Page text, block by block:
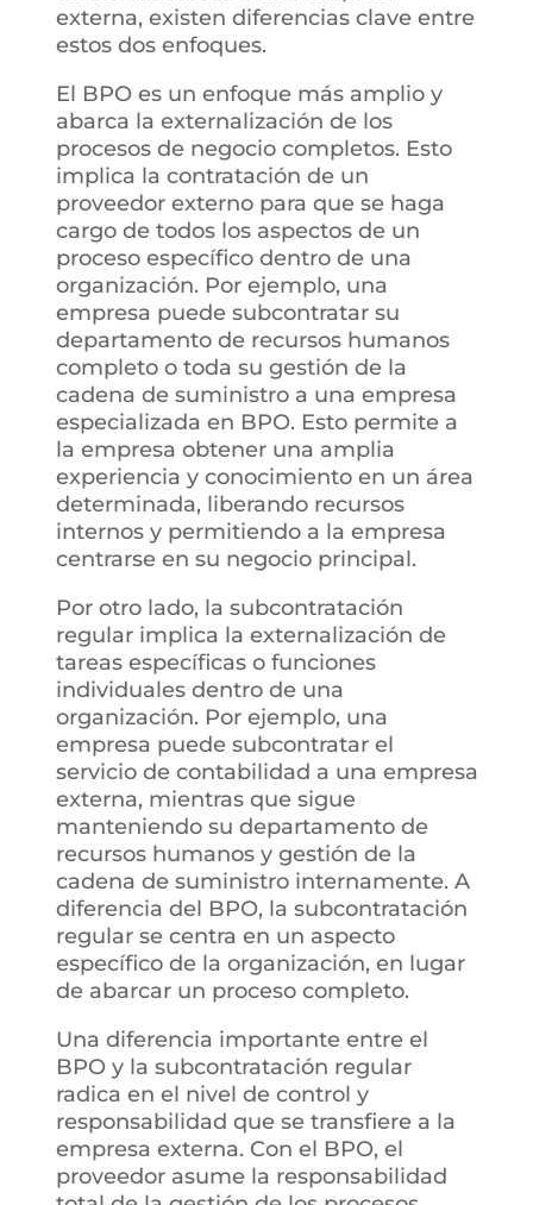
externa, existen diferencias clave entre
estos dos enfoques.
El BPO es un enfoque más amplio y
abarca la externalización de los
procesos de negocio completos. Esto
implica la contratación de un
proveedor externo para que se haga
cargo de todos los aspectos de un
proceso específico dentro de una
organización. Por ejemplo, una
empresa puede subcontratar su
departamento de recursos humanos
completo o toda su gestión de la
cadena de suministro a una empresa
especializada en BPO. Esto permite a
la empresa obtener una amplia
experiencia y conocimiento en un área
determinada, liberando recursos
internos y permitiendo a la empresa
centrarse en su negocio principal.
Por otro lado, la subcontratación
regular implica la externalización de
tareas específicas o funciones
individuales dentro de una
organización. Por ejemplo, una
empresa puede subcontratar el
servicio de contabilidad a una empresa
externa, mientras que sigue
manteniendo su departamento de
recursos humanos y gestión de la
cadena de suministro internamente. A
diferencia del BPO, la subcontratación
regular se centra en un aspecto
específico de la organización, en lugar
de abarcar un proceso completo.
Una diferencia importante entre el
BPO y la subcontratación regular
radica en el nivel de control y
responsabilidad que se transfiere a la
empresa externa. Con el BPO, el
proveedor asume la responsabilidad